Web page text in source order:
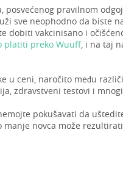
posvećenog pravilnom
sve neophodno da biste
dobiti vakcinisano i
platiti preko Wuuff, i na taj
u ceni, naročito među
zdravstveni testovi i
pokušavati da
novca može